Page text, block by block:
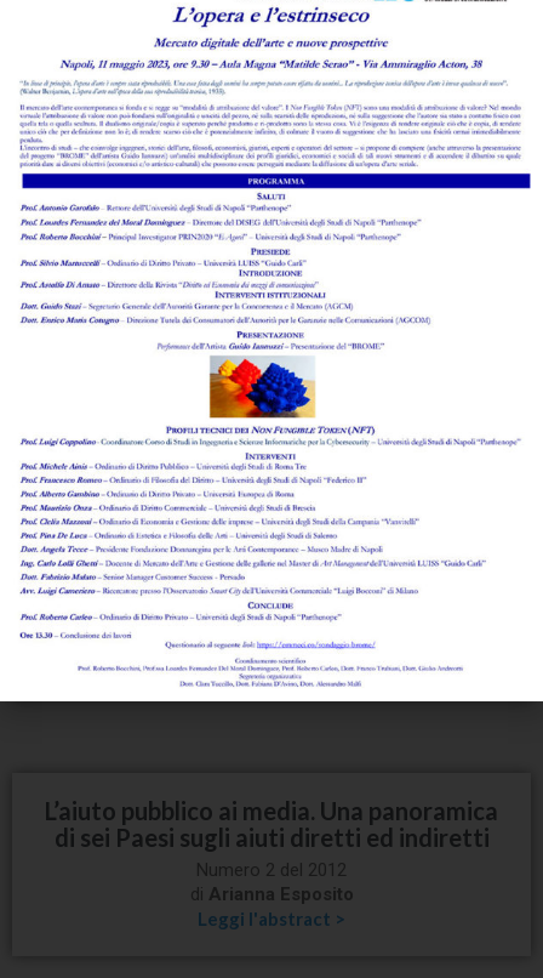
I risvolti penalmente rilevanti per un
soggetto che utilizza le generalità di un
altro individuo per creare un falso indirizzo
di posta elettronica
Numero 2 del 2012
diAngela Sepe
Leggi l'abstract >
Il diritto all’oblio e internet
Numero 2 del 2012
Fiammetta Caggiano
Leggi l'abstract >
La pubblicazione di annunci hot: il limite di
legalità per il gestore di un sito web
Numero 2 del 2012
diRoberta Errico
Leggi l'abstract >
L’aiuto pubblico ai media. Una panoramica
di sei Paesi sugli aiuti diretti ed indiretti
Numero 2 del 2012
di Arianna Esposito
Leggi l'abstract >